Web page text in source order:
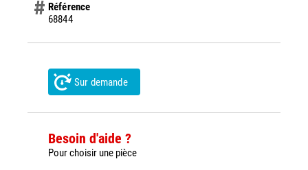
Référence
68844
Sur demande
Besoin d'aide ?
Pour choisir une pièce